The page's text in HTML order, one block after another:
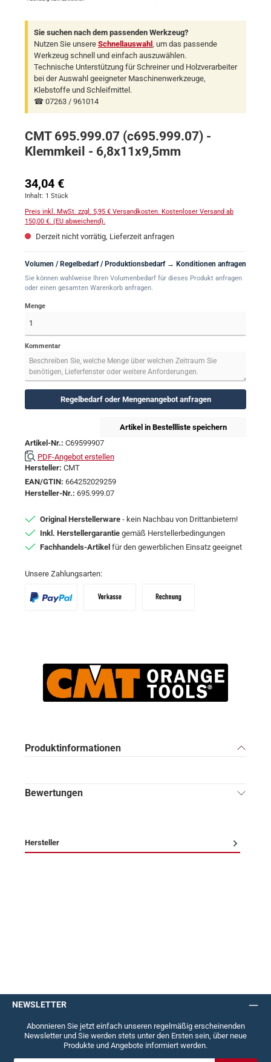
Sie suchen nach dem passenden Werkzeug?
Nutzen Sie unsere Schnellauswahl , um das passende
Werkzeug schnell und einfach auszuwählen.
Technische Unterstützung für Schreiner und Holzverarbeiter
bei der Auswahl geeigneter Maschinenwerkzeuge,
Klebstoffe und Schleifmittel.
☎ 07263 / 961014
CMT 695.999.07 (c695.999.07) -
Klemmkeil - 6,8x11x9,5mm
Regulärer Preis:
34,04 €
Inhalt: 1 Stück
Preis inkl. MwSt. zzgl. 5,95 € Versandkosten. Kostenloser Versand ab
150,00 €. (EU abweichend).
Derzeit nicht vorrätig, Lieferzeit anfragen
Volumen / Regelbedarf / Produktionsbedarf → Konditionen anfragen
Sie können wahlweise Ihren Volumenbedarf für dieses Produkt anfragen
oder einen gesamten Warenkorb anfragen.
Menge
Kommentar
Regelbedarf oder Mengenangebot anfragen
Artikel in Bestellliste speichern
Artikel-Nr.: C69599907
PDF-Angebot erstellen
Hersteller: CMT
EAN/GTIN: 664252029259
Hersteller-Nr.: 695.999.07
Original Herstellerware - kein Nachbau von Drittanbietern!
Inkl. Herstellergarantie gemäß Herstellerbedingungen
Fachhandels-Artikel für den gewerblichen Einsatz geeignet
Unsere Zahlungsarten:
Produktinformationen
Bewertungen
Hersteller
NEWSLETTER
Abonnieren Sie jetzt einfach unseren regelmäßig erscheinenden
Newsletter und Sie werden stets unter den Ersten sein, über neue
Produkte und Angebote informiert werden.